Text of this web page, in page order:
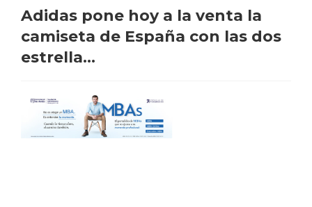
Adidas pone hoy a la venta la
camiseta de España con las dos
estrella...